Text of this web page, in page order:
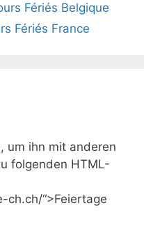
Fériés Belgique
Fériés France
um ihn mit anderen
folgenden HTML-
ch.ch/“>Feiertage